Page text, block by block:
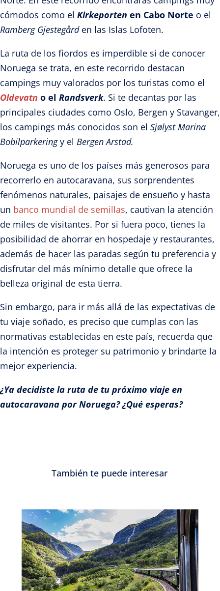
cómodos como el Kirkeporten en Cabo Norte o el
Ramberg Gjestegård en las Islas Lofoten.
La ruta de los fiordos es imperdible si de conocer
Noruega se trata, en este recorrido destacan
campings muy valorados por los turistas como el
Oldevatn o el Randsverk. Si te decantas por las
principales ciudades como Oslo, Bergen y Stavanger,
los campings más conocidos son el Sjølyst Marina
Bobilparkeringy el Bergen Arstad.
Noruega es uno de los países más generosos para
recorrerlo en autocaravana, sus sorprendentes
fenómenos naturales, paisajes de ensueño y hasta
un banco mundial de semillas, cautivan la atención
de miles de visitantes. Por si fuera poco, tienes la
posibilidad de ahorrar en hospedaje y restaurantes,
además de hacer las paradas según tu preferencia y
disfrutar del más mínimo detalle que ofrece la
belleza original de esta tierra.
Sin embargo, para ir más allá de las expectativas de
tu viaje soñado, es preciso que cumplas con las
normativas establecidas en este país, recuerda que
la intención es proteger su patrimonio y brindarte la
mejor experiencia.
¿Ya decidiste la ruta de tu próximo viaje en
autocaravana por Noruega? ¿Qué esperas?
También te puede interesar